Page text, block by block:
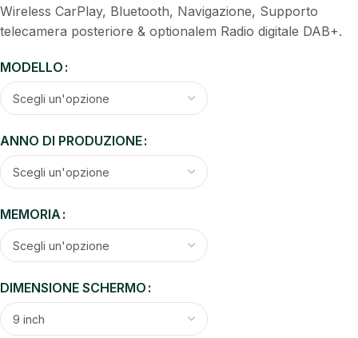
Wireless CarPlay, Bluetooth, Navigazione, Supporto
telecamera posteriore & optionalem Radio digitale DAB+.
MODELLO
ANNO DI PRODUZIONE
MEMORIA
DIMENSIONE SCHERMO